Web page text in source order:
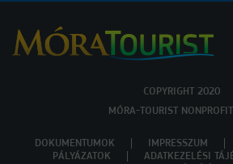
COPYRIGHT 2020
MÓRA-TOURIST
DOKUMENTUMOK IMPRESSZUM
PÁLYÁZATOK
ADATKEZELÉSI